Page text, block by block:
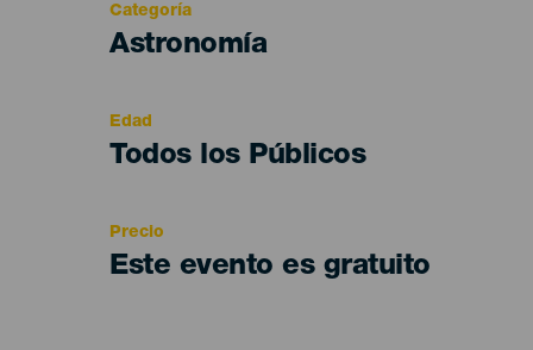
Categoría
Categoría
Astronomía
Edad
Edad
Todos los Públicos
Precio
Este evento es gratuito